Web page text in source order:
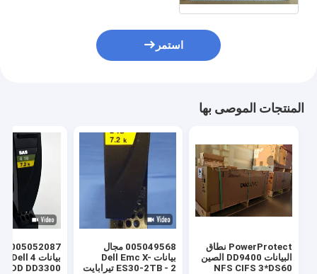
استمر
المنتجات الموصى بها
PowerProtect نطاق
البيانات DD9400 الصين
NFS CIFS 3*DS60
005049568 مجال
بيانات Dell Emc X-
ES30-2TB - 2 تيرابايت
HDD DD3300